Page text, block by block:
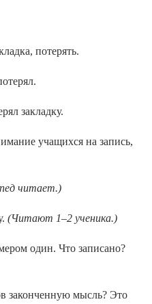
потерять.
закладку.
учащихся на запись,
читает.)
(Читают 1–2 ученика.)
один. Что записано?
законченную мысль? Это